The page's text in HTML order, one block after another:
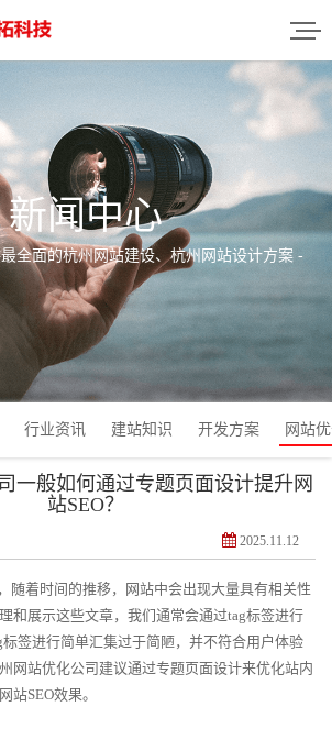
新闻中心
全面的杭州网站建设、杭州网站设计方案 -
行业资讯 建站知识 开发方案 网站
一般如何通过专题页面设计提升网
站SEO？
2025.11.12
随着时间的推移，网站中会出现大量具有相关性
和展示这些文章，我们通常会通过tag标签进行
签进行简单汇集过于简陋，并不符合用户体验
网站优化公司建议通过专题页面设计来优化站内
站SEO效果。